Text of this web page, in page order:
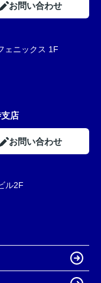
お問い合わせ
ェニックス 1F
店
お問い合わせ
ル2F